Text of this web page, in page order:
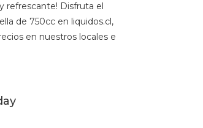
refrescante! Disfruta el
de 750cc en liquidos.cl,
en nuestros locales e